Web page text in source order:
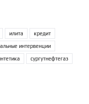
илита кредит
интервенции
сургутнефтегаз